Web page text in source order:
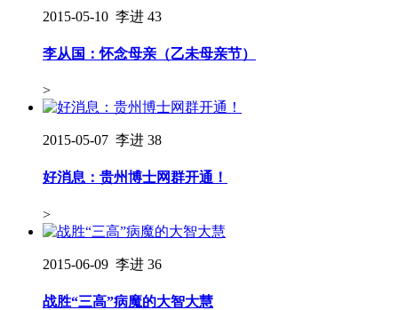
2015-05-10 李进 43
李从国：怀念母亲（乙未母亲节）
>
2015-05-07 李进 38
好消息：贵州博士网群开通！
>
2015-06-09 李进 36
战胜“三高”病魔的大智大慧